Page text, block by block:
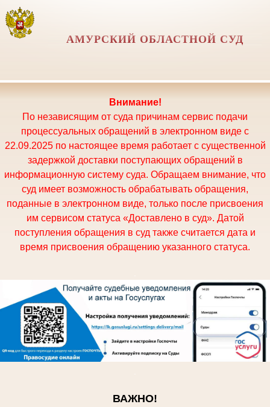
АМУРСКИЙ ОБЛАСТНОЙ СУД
Внимание!
По независящим от суда причинам сервис подачи
процессуальных обращений в электронном виде с
22.09.2025 по настоящее время работает с существенной
задержкой доставки поступающих обращений в
информационную систему суда. Обращаем внимание, что
суд имеет возможность обрабатывать обращения,
поданные в электронном виде, только после присвоения
им сервисом статуса «Доставлено в суд». Датой
поступления обращения в суд также считается дата и
время присвоения обращению указанного статуса.
ВАЖНО!